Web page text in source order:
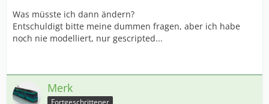
Was müsste ich dann ändern?
Entschuldigt bitte meine dummen fragen, aber ich habe
noch nie modelliert, nur gescripted...
Merk
Fortgeschrittener